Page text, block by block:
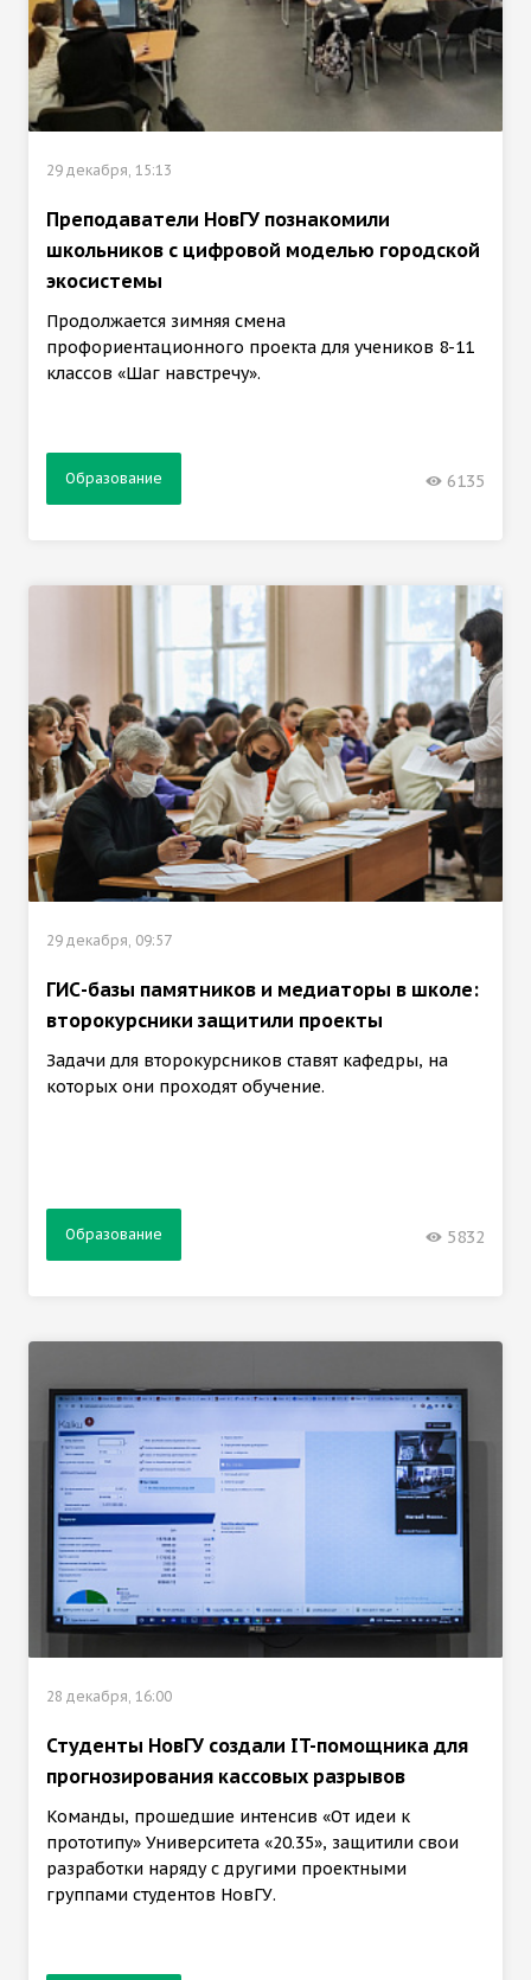
29 декабря, 15:13
Преподаватели НовГУ познакомили
школьников с цифровой моделью городской
экосистемы
Продолжается зимняя смена
профориентационного проекта для учеников 8-11
классов «Шаг навстречу».
Образование 6135
29 декабря, 09:57
ГИС-базы памятников и медиаторы в школе:
второкурсники защитили проекты
Задачи для второкурсников ставят кафедры, на
которых они проходят обучение.
Образование 5832
28 декабря, 16:00
Студенты НовГУ создали IT-помощника для
прогнозирования кассовых разрывов
Команды, прошедшие интенсив «От идеи к
прототипу» Университета «20.35», защитили свои
разработки наряду с другими проектными
группами студентов НовГУ.